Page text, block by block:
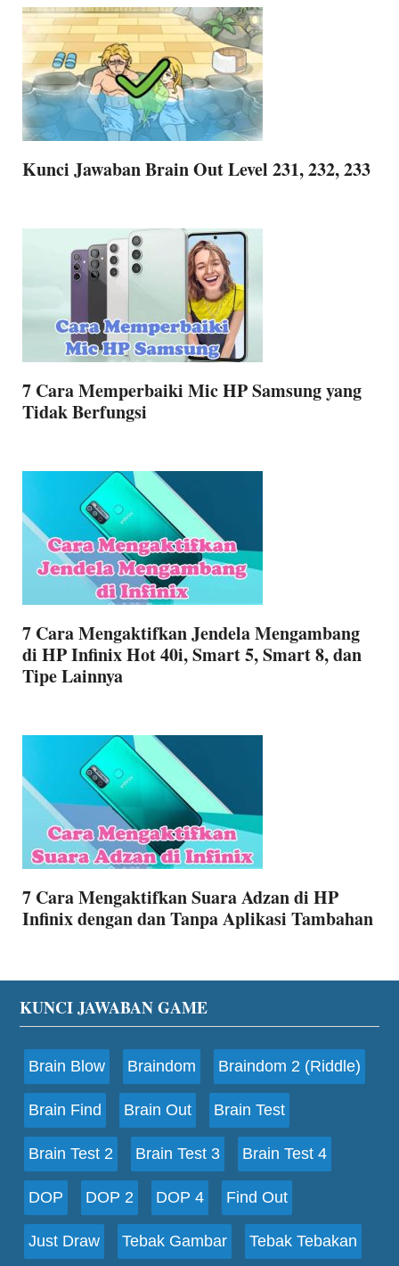
Kunci Jawaban Brain Out Level 231, 232, 233
7 Cara Memperbaiki Mic HP Samsung yang
Tidak Berfungsi
7 Cara Mengaktifkan Jendela Mengambang
di HP Infinix Hot 40i, Smart 5, Smart 8, dan
Tipe Lainnya
7 Cara Mengaktifkan Suara Adzan di HP
Infinix dengan dan Tanpa Aplikasi Tambahan
Footer
KUNCI JAWABAN GAME
Brain Blow Braindom Braindom 2 (Riddle)
Brain Find Brain Out Brain Test
Brain Test 2 Brain Test 3 Brain Test 4
DOP DOP 2 DOP 4 Find Out
Just Draw Tebak Gambar Tebak Tebakan